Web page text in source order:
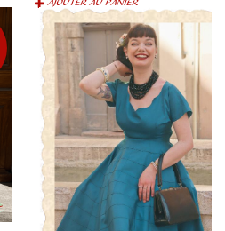
AJOUTER AU PANIER